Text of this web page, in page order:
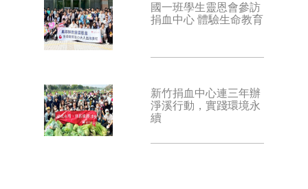
國一班學生靈恩會參訪
捐血中心 體驗生命教育
新竹捐血中心連三年辦
淨溪行動，實踐環境永
續